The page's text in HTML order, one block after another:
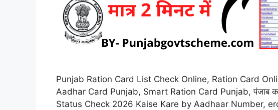
Punjab Ration Card List Check Online, Ration Card
Aadhar Card Punjab, Smart Ration Card Punjab, पंजाब
Status Check 2026 Kaise Kare by Aadhaar Number,